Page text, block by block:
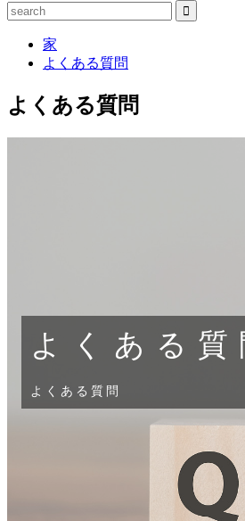
家
よくある質問
よくある質問
よくある質
よくある質問